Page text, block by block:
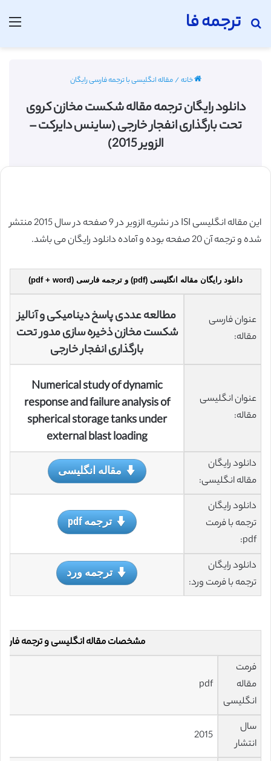
ترجمه فا
جستجو برای
خانه/مقاله انگلیسی با ترجمه فارسی رایگان
دانلود رایگان ترجمه مقاله شکست مخازن کروی
تحت بارگذاری انفجار خارجی (ساینس دایرکت –
الزویر 2015)
این مقاله انگلیسی ISI در نشریه الزویر در 9 صفحه در سال 2015 منتشر
شده و ترجمه آن 20 صفحه بوده و آماده دانلود رایگان می باشد.
دانلود رایگان مقاله انگلیسی (pdf) و ترجمه فارسی (pdf + word)
عنوان فارسی
مقاله:
مطالعه عددی پاسخ دینامیکی و آنالیز
شکست مخازن ذخیره سازی مدور تحت
بارگذاری انفجار خارجی
عنوان انگلیسی
مقاله:
Numerical study of dynamic
response and failure analysis of
spherical storage tanks under
external blast loading
دانلود رایگان
مقاله انگلیسی:
مقاله انگلیسی
دانلود رایگان
ترجمه با فرمت
pdf:
ترجمه pdf
دانلود رایگان
ترجمه با فرمت ورد:
ترجمه ورد
مشخصات مقاله انگلیسی و ترجمه
فرمت
مقاله
انگلیسی
pdf
سال
انتشار
2015